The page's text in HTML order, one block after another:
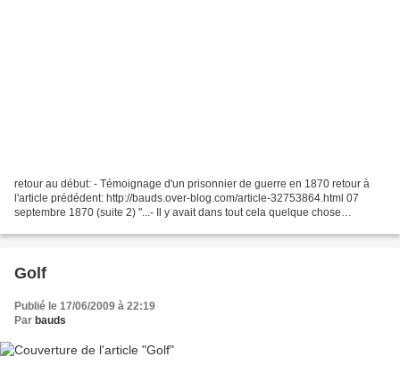
retour au début: - Témoignage d'un prisonnier de guerre en 1870 retour à
l'article prédédent: http://bauds.over-blog.com/article-32753864.html 07
septembre 1870 (suite 2) "...- Il y avait dans tout cela quelque chose
Golf
Publié le 17/06/2009 à 22:19
Par bauds